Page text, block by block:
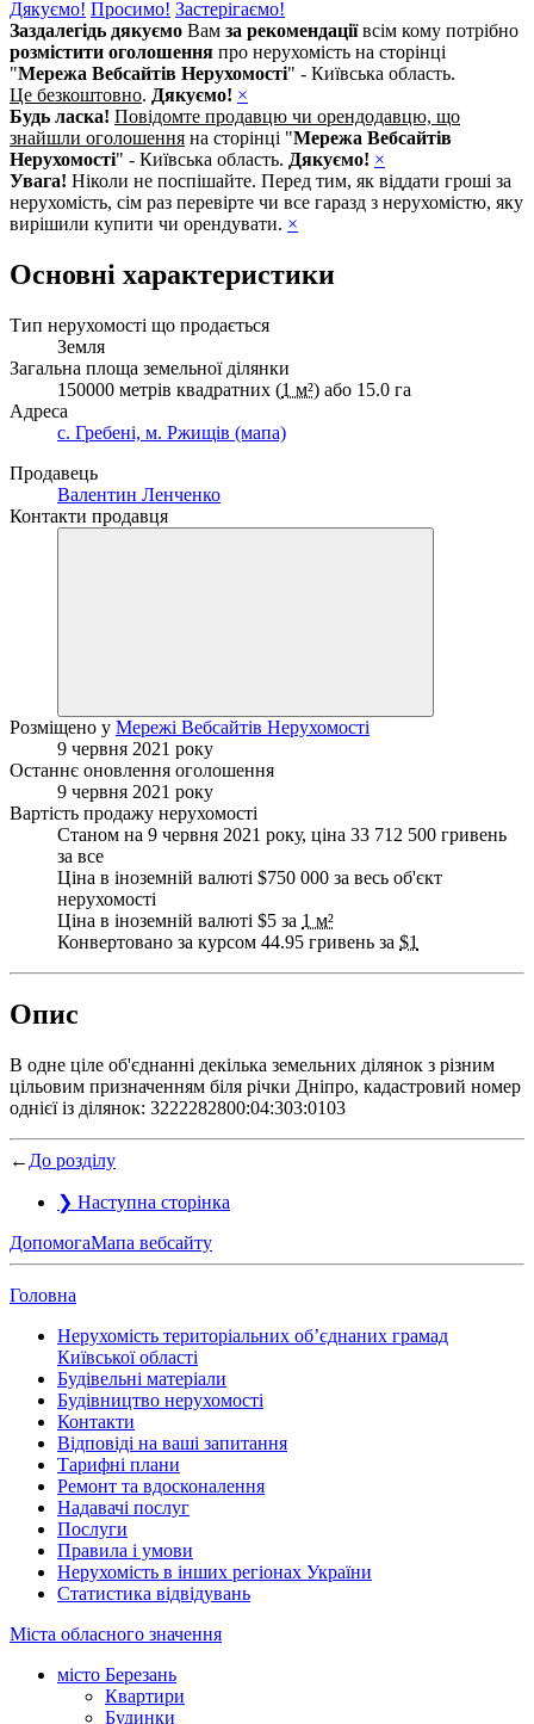
Дякуємо! Просимо! Застерігаємо!
Заздалегідь дякуємо Вам за рекомендаціївсім кому потрібно
розмістити оголошення про нерухомість на сторінці
"Мережа Вебсайтів Нерухомості" - Київська область.
Це безкоштовно. Дякуємо! ×
Будь ласка! Повідомте продавцю чи орендодавцю, що
знайшли оголошення на сторінці "Мережа Вебсайтів
Нерухомості" - Київська область. Дякуємо! ×
Увага! Ніколи не поспішайте. Перед тим, як віддати гроші за
нерухомість, сім раз перевірте чи все гаразд з нерухомістю, яку
вирішили купити чи орендувати. ×
Основні характеристики
Тип нерухомості що продається
Земля
Загальна площа земельної ділянки
150000 метрів квадратних (1 м²) або 15.0 га
Адреса
с. Гребені, м. Ржищів (мапа)
Продавець
Валентин Ленченко
Контакти продавця
Розміщено у Мережі Вебсайтів Нерухомості
9 червня 2021 року
Останнє оновлення оголошення
9 червня 2021 року
Вартість продажу нерухомості
Станом на 9 червня 2021 року, ціна 33 712 500 гривень
за все
Ціна в іноземній валюті $750 000 за весь об'єкт
нерухомості
Ціна в іноземній валюті $5 за 1 м²
Конвертовано за курсом 44.95 гривень за $1
Опис
В одне ціле об'єднанні декілька земельних ділянок з різним
цільовим призначенням біля річки Дніпро, кадастровий номер
однієї із ділянок: 3222282800:04:303:0103
← До розділу
❯ Наступна сторінка
ДопомогаМапа вебсайту
Головна
Нерухомість територіальних об’єднаних грамад
Київської області
Будівельні матеріали
Будівництво нерухомості
Контакти
Відповіді на ваші запитання
Тарифні плани
Ремонт та вдосконалення
Надавачі послуг
Послуги
Правила і умови
Нерухомість в інших регіонах України
Статистика відвідувань
Міста обласного значення
місто Березань
Квартири
Будинки